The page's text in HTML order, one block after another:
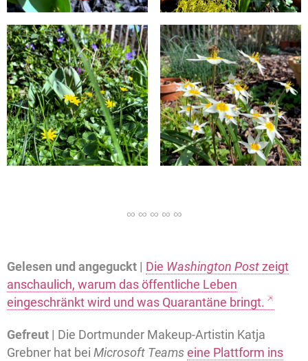
Gelesen und angeguckt | Die Washington Postzeigt
anschaulich, warum das öffentliche Leben
eingeschränkt wird und was Quarantäne bringt.
Gefreut | Die Dortmunder Makeup-Artistin Katja
Grebner hat bei Microsoft Teamseine Plattform ins